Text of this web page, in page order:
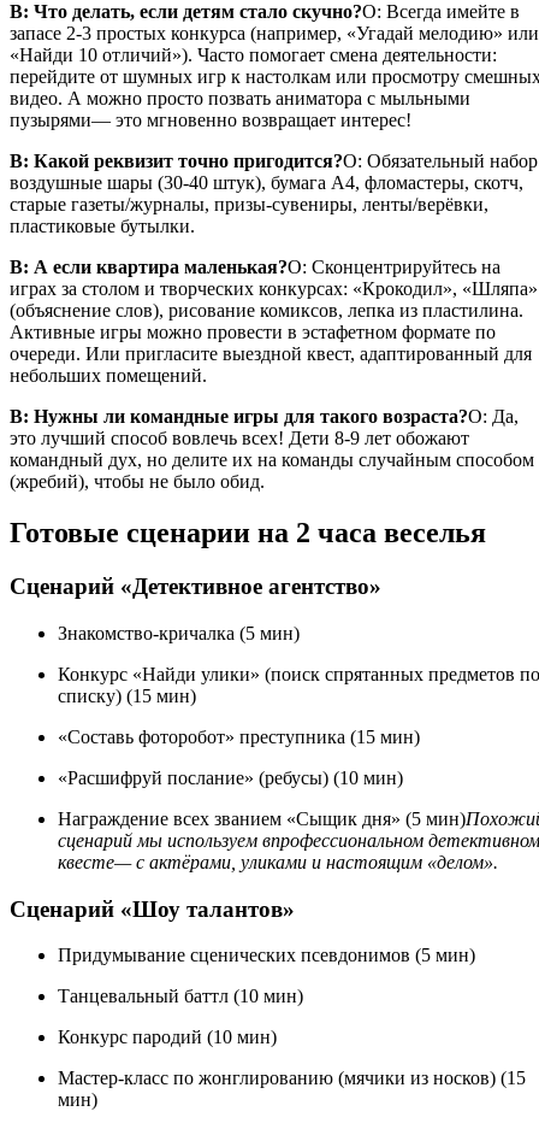
В: Что делать, если детям стало скучно?О: Всегда имейте в
запасе 2-3 простых конкурса (например, «Угадай мелодию» или
«Найди 10 отличий»). Часто помогает смена деятельности:
перейдите от шумных игр к настолкам или просмотру
видео. А можно просто позвать аниматора с мыльными
пузырями— это мгновенно возвращает интерес!
В: Какой реквизит точно пригодится?О: Обязательный
воздушные шары (30-40 штук), бумага А4, фломастеры, скотч,
старые газеты/журналы, призы-сувениры, ленты/верёвки,
пластиковые бутылки.
В: А если квартира маленькая?О: Сконцентрируйтесь на
играх за столом и творческих конкурсах: «Крокодил», «Шляпа»
(объяснение слов), рисование комиксов, лепка из пластилина.
Активные игры можно провести в эстафетном формате по
очереди. Или пригласите выездной квест, адаптированный для
небольших помещений.
В: Нужны ли командные игры для такого возраста?О: Да,
это лучший способ вовлечь всех! Дети 8-9 лет обожают
командный дух, но делите их на команды случайным способом
(жребий), чтобы не было обид.
Готовые сценарии на 2 часа веселья
Сценарий «Детективное агентство»
Знакомство-кричалка (5 мин)
Конкурс «Найди улики» (поиск спрятанных предметов по
списку) (15 мин)
«Составь фоторобот» преступника (15 мин)
«Расшифруй послание» (ребусы) (10 мин)
Награждение всех званием «Сыщик дня» (5 мин)
сценарий мы используем впрофессиональном детективном
квесте— с актёрами, уликами и настоящим «делом».
Сценарий «Шоу талантов»
Придумывание сценических псевдонимов (5 мин)
Танцевальный баттл (10 мин)
Конкурс пародий (10 мин)
Мастер-класс по жонглированию (мячики из носков) (15
мин)